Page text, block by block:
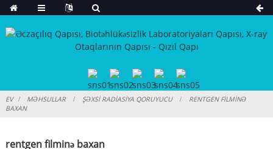
EV MƏHSULLAR ŞƏXSI RADIASIYA QORUYUCU
RENTGEN FILMINƏ
BAXAN
rentgen filminə baxan